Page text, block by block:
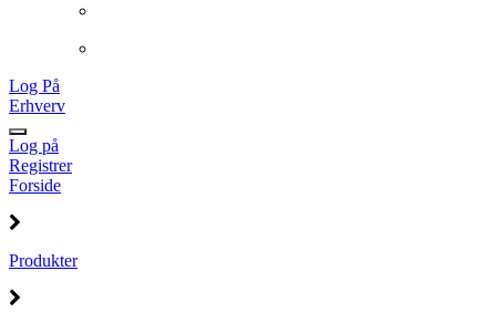
Log På
Erhverv
Log på
Registrer
Forside
Produkter